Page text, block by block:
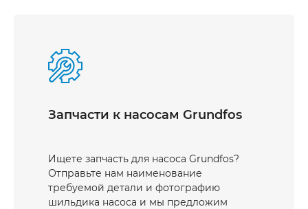
Запчасти к насосам Grundfos
Ищете запчасть для насоса Grundfos?
Отправьте нам наименование
требуемой детали и фотографию
шильдика насоса и мы предложим